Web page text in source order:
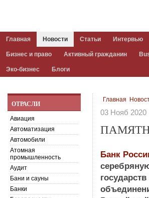
Главная Новости Статьи Интервью
Бизнес и право Активный гражданин
Эко-бизнес Блоги
Главная
03 Нояб 2020
Банк
ОТРАСЛИ
Авиация
Автоматизация
Автомобили
Атомная
промышленность
Аудит
Бани и сауны
Банки